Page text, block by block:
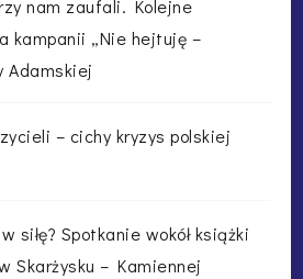
nam zaufali. Kolejne
kampanii „Nie hejtuję –
Adamskiej
– cichy kryzys polskiej
siłę? Spotkanie wokół książki
Skarżysku – Kamiennej